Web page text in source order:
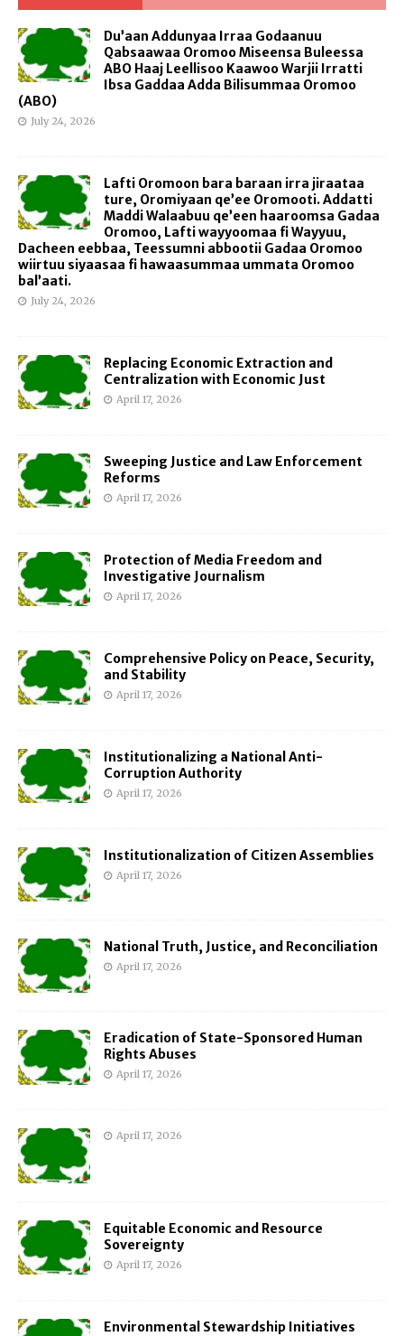
Du’aan Addunyaa Irraa Godaanuu
Qabsaawaa Oromoo Miseensa Buleessa
ABO Haaj Leellisoo Kaawoo Warjii Irratti
Ibsa Gaddaa Adda Bilisummaa Oromoo
(ABO)
July 24, 2026
Lafti Oromoon bara baraan irra jiraataa
ture, Oromiyaan qe’ee Oromooti. Addatti
Maddi Walaabuu qe’een haaroomsa Gadaa
Oromoo, Lafti wayyoomaa fi Wayyuu,
Dacheen eebbaa, Teessumni abbootii Gadaa Oromoo
wiirtuu siyaasaa fi hawaasummaa ummata Oromoo
bal’aati.
July 24, 2026
Replacing Economic Extraction and
Centralization with Economic Just
April 17, 2026
Sweeping Justice and Law Enforcement
Reforms
April 17, 2026
Protection of Media Freedom and
Investigative Journalism
April 17, 2026
Comprehensive Policy on Peace, Security,
and Stability
April 17, 2026
Institutionalizing a National Anti-
Corruption Authority
April 17, 2026
Institutionalization of Citizen Assemblies
April 17, 2026
National Truth, Justice, and Reconciliation
April 17, 2026
Eradication of State-Sponsored Human
Rights Abuses
April 17, 2026
April 17, 2026
Equitable Economic and Resource
Sovereignty
April 17, 2026
Environmental Stewardship Initiatives